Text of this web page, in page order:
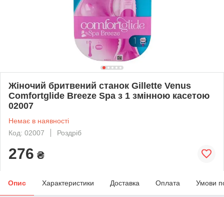
Жіночий бритвений станок Gillette Venus
Comfortglide Breeze Spa з 1 змінною касетою
02007
Немає в наявності
Код: 02007
Роздріб
276 ₴
Опис Характеристики Доставка Оплата Умови